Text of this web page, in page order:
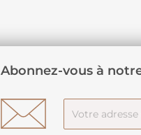
Abonnez-vous à